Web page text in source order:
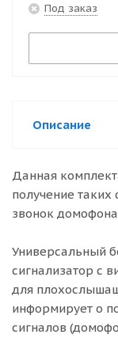
Под заказ
Описание
Данная
получение таких
звонок
Универсальный
сигнализатор с
для
информирует о
сигналов